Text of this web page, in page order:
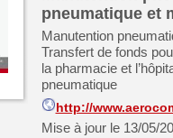
pneumatique et
Manutention
Transfert de fonds
la pharmacie et
pneumatique
http://
Mise à jour le 13/05/